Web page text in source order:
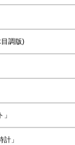
調版)
」